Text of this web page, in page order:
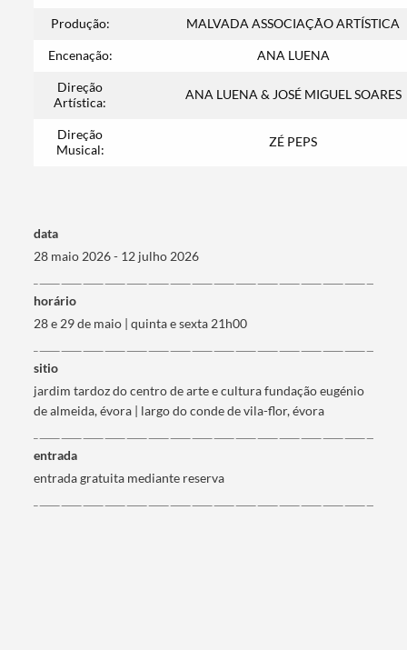
Produção: MALVADA ASSOCIAÇÃO ARTÍSTICA
Encenação: ANA LUENA
Direção
Artística:
ANA LUENA & JOSÉ MIGUEL SOARES
Direção
Musical:
ZÉ PEPS
data
28 maio 2026 - 12 julho 2026
horário
28 e 29 de maio | quinta e sexta 21h00
sitio
jardim tardoz do centro de arte e cultura fundação eugénio
de almeida, évora | largo do conde de vila-flor, évora
entrada
entrada gratuita mediante reserva